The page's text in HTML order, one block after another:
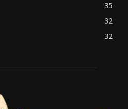
35
32
32